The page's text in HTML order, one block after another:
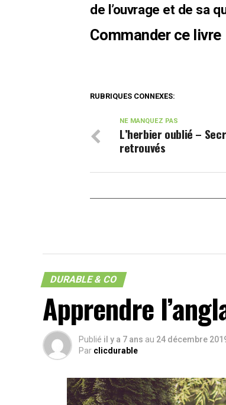
de l’ouvrage et de sa
Commander ce livre
RUBRIQUES CONNEXES:
NE MANQUEZ PAS
L’herbier oublié –
retrouvés
DURABLE & CO
Apprendre
Publié il y a 7 ans au 24 décembre
Par clicdurable